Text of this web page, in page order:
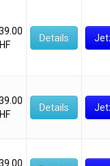
Details
Details